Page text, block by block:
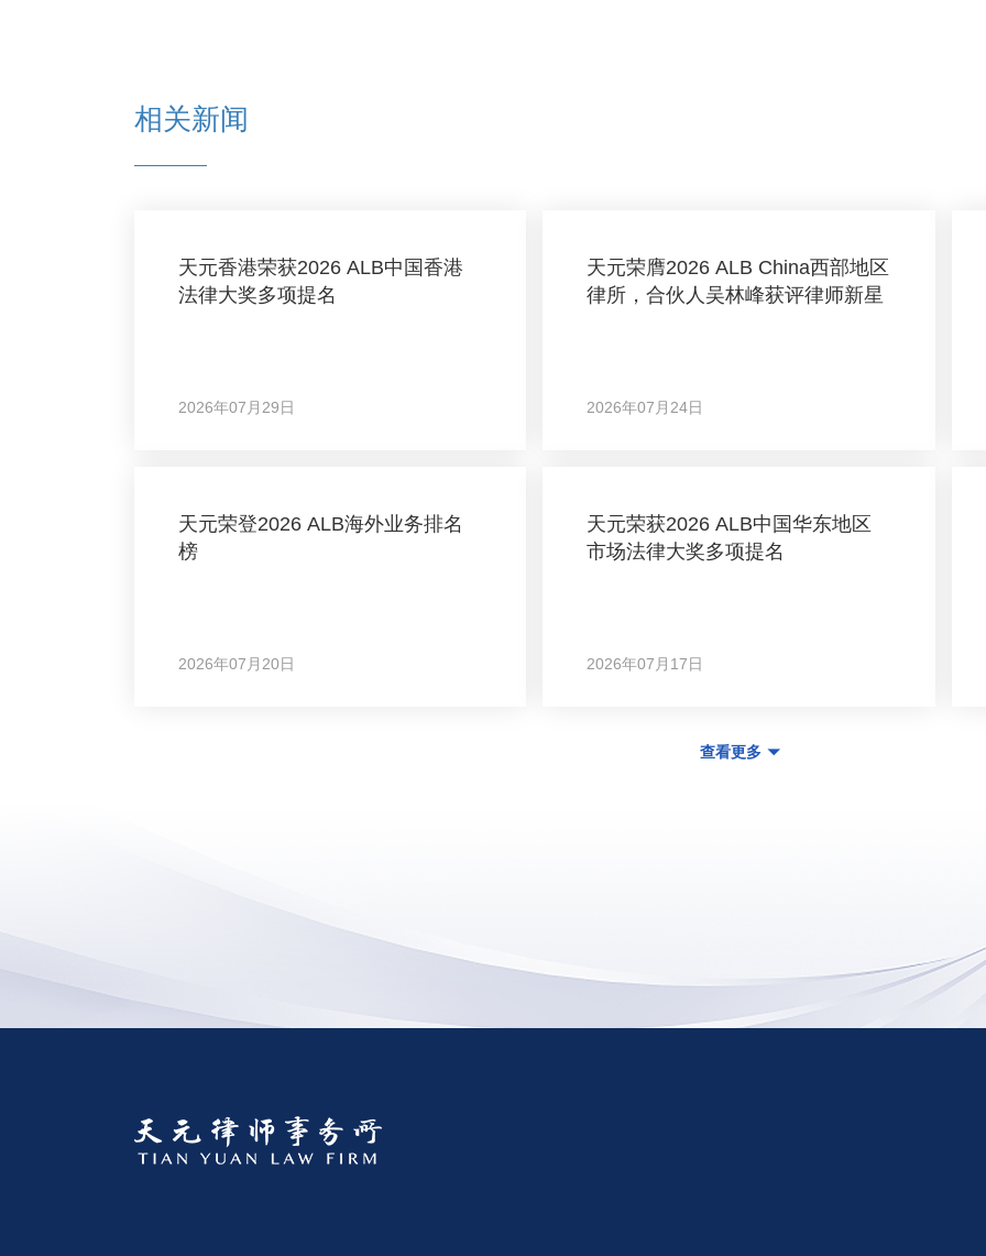
相关新闻
天元香港荣获2026 ALB中国香港
法律大奖多项提名
2026年07月29日
天元荣膺2026 ALB China西部地区
律所，合伙人吴林峰获评律师新星
2026年07月24日
天元荣登2026 ALB海外业务排名
榜
2026年07月20日
天元荣获2026 ALB中国华东地区
市场法律大奖多项提名
2026年07月17日
查看更多